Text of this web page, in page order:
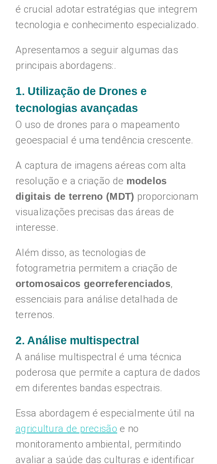
é crucial adotar estratégias que integrem
tecnologia e conhecimento especializado.
Apresentamos a seguir algumas das
principais abordagens:.
1. Utilização de Drones e
tecnologias avançadas
O uso de drones para o mapeamento
geoespacial é uma tendência crescente.
A captura de imagens aéreas com alta
resolução e a criação de modelos
digitais de terreno (MDT) proporcionam
visualizações precisas das áreas de
interesse.
Além disso, as tecnologias de
fotogrametria permitem a criação de
ortomosaicos georreferenciados,
essenciais para análise detalhada de
terrenos.
2. Análise multispectral
A análise multispectral é uma técnica
poderosa que permite a captura de dados
em diferentes bandas espectrais.
Essa abordagem é especialmente útil na
agricultura de precisão e no
monitoramento ambiental, permitindo
avaliar a saúde das culturas e identificar